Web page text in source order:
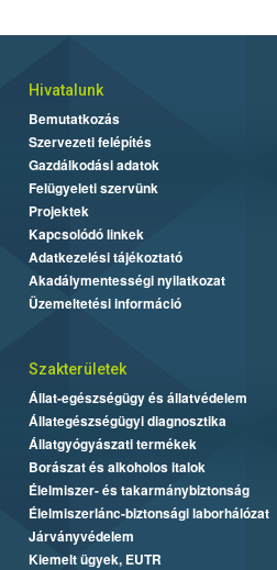
Hivatalunk
Bemutatkozás
Szervezeti felépítés
Gazdálkodási adatok
Felügyeleti szervünk
Projektek
Kapcsolódó linkek
Adatkezelési tájékoztató
Akadálymentességi nyilatkozat
Üzemeltetési információ
Szakterületek
Állat-egészségügy és állatvédelem
Állategészségügyi diagnosztika
Állatgyógyászati termékek
Borászat és alkoholos italok
Élelmiszer- és takarmánybiztonság
Élelmiszerlánc-biztonsági laborhálózat
Járványvédelem
Kiemelt ügyek, EUTR